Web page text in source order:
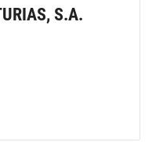
S.A.